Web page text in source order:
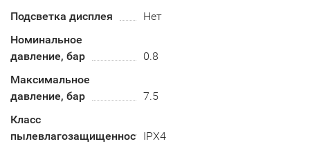
Подсветка дисплея
Нет
Номинальное
давление, бар
0.8
Максимальное
давление, бар
7.5
Класс
пылевлагозащищенностиIPX4